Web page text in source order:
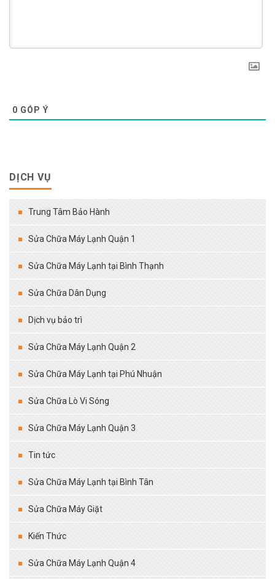
0 GÓP Ý
DỊCH VỤ
Trung Tâm Bảo Hành
Sửa Chữa Máy Lạnh Quận 1
Sửa Chữa Máy Lạnh tại Bình Thạnh
Sửa Chữa Dân Dụng
Dịch vụ bảo trì
Sửa Chữa Máy Lạnh Quận 2
Sửa Chữa Máy Lạnh tại Phú Nhuận
Sửa Chữa Lò Vi Sóng
Sửa Chữa Máy Lạnh Quận 3
Tin tức
Sửa Chữa Máy Lạnh tại Bình Tân
Sửa Chữa Máy Giặt
Kiến Thức
Sửa Chữa Máy Lạnh Quận 4